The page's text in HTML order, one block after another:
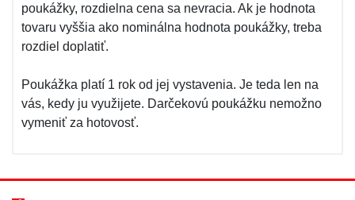
poukážky, rozdielna cena sa nevracia. Ak je hodnota
tovaru vyššia ako nominálna hodnota poukážky, treba
rozdiel doplatiť.
Poukážka platí 1 rok od jej vystavenia. Je teda len na
vás, kedy ju využijete. Darčekovú poukážku nemožno
vymeniť za hotovosť.